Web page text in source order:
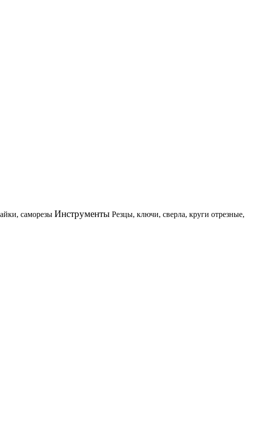
саморезы Инструменты Резцы, ключи, сверла, круги отрезные,